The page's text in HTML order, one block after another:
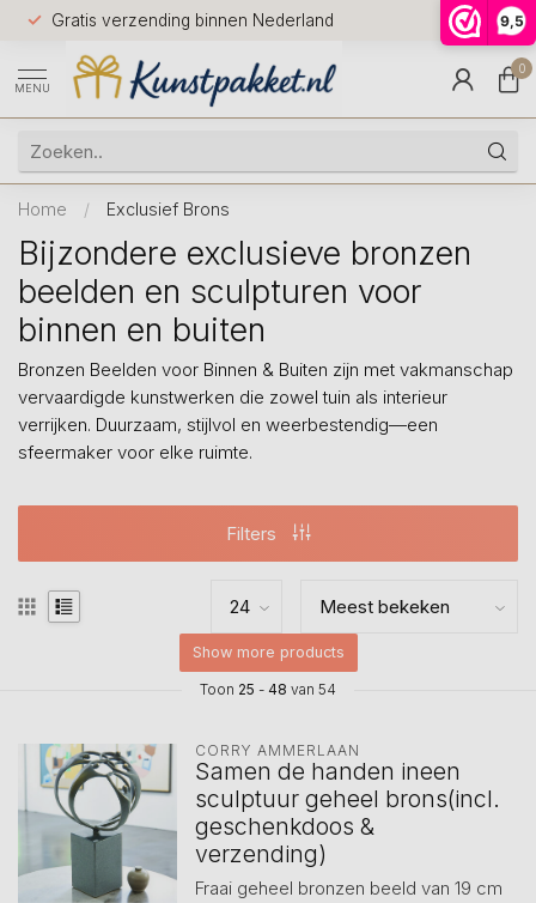
9,5
Gratis verzending binnen Nederland
Voor
huis
9.5
MENU
0
Home / Exclusief Brons
Bijzondere exclusieve bronzen
beelden en sculpturen voor
binnen en buiten
Bronzen Beelden voor Binnen & Buiten zijn met vakmanschap
vervaardigde kunstwerken die zowel tuin als interieur
verrijken. Duurzaam, stijlvol en weerbestendig—een
sfeermaker voor elke ruimte.
Filters
Show more products
Toon 25 - 48 van 54
CORRY AMMERLAAN
Samen de handen ineen
sculptuur geheel brons(incl.
geschenkdoos &
verzending)
Fraai geheel bronzen beeld van 19 cm